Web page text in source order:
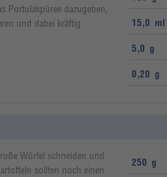
15,0 ml
5,0 g
0,20 g
Portulakpüree dazugeben,
und dabei kräftig
250 g
Würfel schneiden und
sollten noch einen